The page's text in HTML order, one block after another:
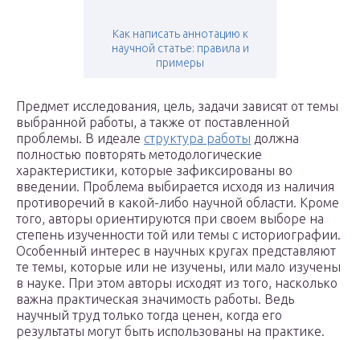
Как написать аннотацию к
научной статье: правила и
примеры
Предмет исследования, цель, задачи зависят от темы
выбранной работы, а также от поставленной
проблемы. В идеале структура работы должна
полностью повторять методологические
характеристики, которые зафиксированы во
введении. Проблема выбирается исходя из наличия
противоречий в какой-либо научной области. Кроме
того, авторы ориентируются при своем выборе на
степень изученности той или темы с историографии.
Особенный интерес в научных кругах представляют
те темы, которые или не изучены, или мало изучены
в науке. При этом авторы исходят из того, насколько
важна практическая значимость работы. Ведь
научный труд только тогда ценен, когда его
результаты могут быть использованы на практике.